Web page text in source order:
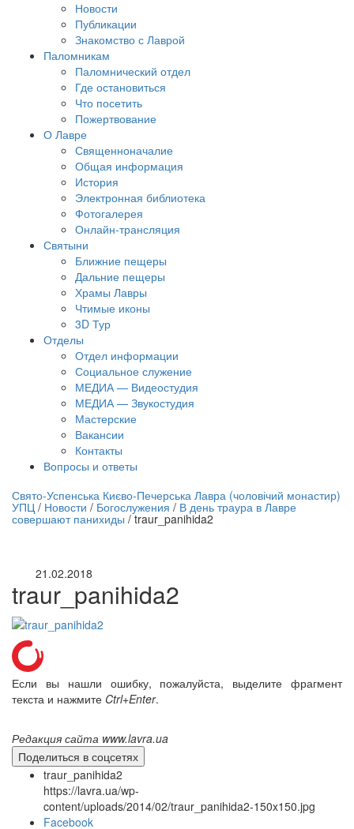
Новости
Публикации
Знакомство с Лаврой
Паломникам
Паломнический отдел
Где остановиться
Что посетить
Пожертвование
О Лавре
Священноначалие
Общая информация
История
Электронная библиотека
Фотогалерея
Онлайн-трансляция
Святыни
Ближние пещеры
Дальние пещеры
Храмы Лавры
Чтимые иконы
3D Тур
Отделы
Отдел информации
Социальное служение
МЕДИА — Видеостудия
МЕДИА — Звукостудия
Мастерские
Вакансии
Контакты
Вопросы и ответы
трансляция | 12 сентября
трансляции
Свято-Успенська Києво-Печерська Лавра (чоловічий монастир)
УПЦ / Новости / Богослужения / В день траура в Лавре
совершают панихиды /traur_panihida2
21.02.2018
traur_panihida2
Если вы нашли ошибку, пожалуйста, выделите фрагмент
текста и нажмите Ctrl+Enter.
Редакция сайта www.lavra.ua
Поделиться в соцсетях
traur_panihida2
https://lavra.ua/wp-
content/uploads/2014/02/traur_panihida2-150x150.jpg
Facebook